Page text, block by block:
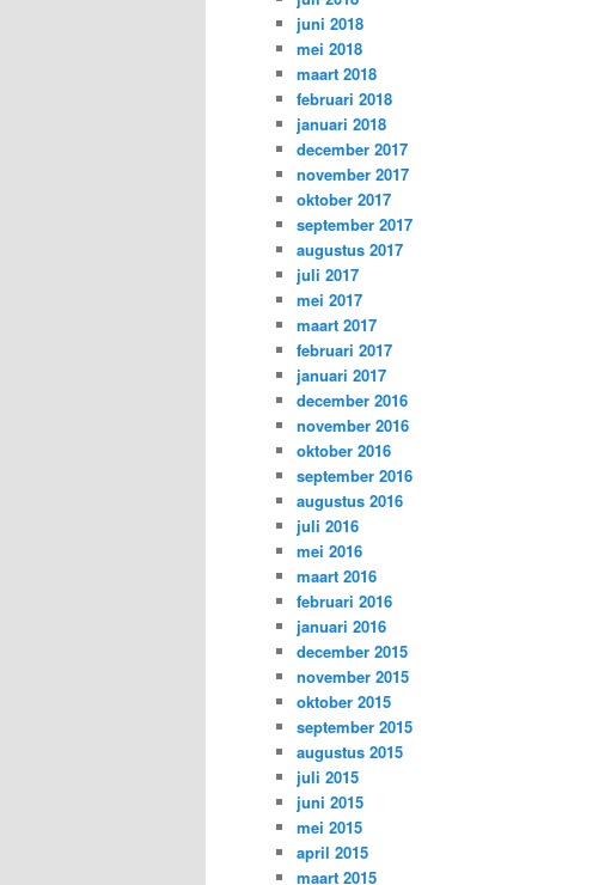
juni 2018
mei 2018
maart 2018
februari 2018
januari 2018
december 2017
november 2017
oktober 2017
september 2017
augustus 2017
juli 2017
mei 2017
maart 2017
februari 2017
januari 2017
december 2016
november 2016
oktober 2016
september 2016
augustus 2016
juli 2016
mei 2016
maart 2016
februari 2016
januari 2016
december 2015
november 2015
oktober 2015
september 2015
augustus 2015
juli 2015
juni 2015
mei 2015
april 2015
maart 2015